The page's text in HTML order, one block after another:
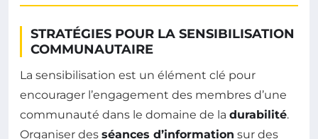
STRATÉGIES POUR LA SENSIBILISATION
COMMUNAUTAIRE
La sensibilisation est un élément clé pour
encourager l’engagement des membres d’une
communauté dans le domaine de la durabilité.
Organiser des séances d’information sur des